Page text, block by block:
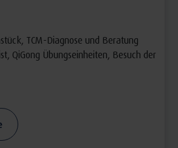
TCM-Diagnose und Beratung
QiGong Übungseinheiten, Besuch der